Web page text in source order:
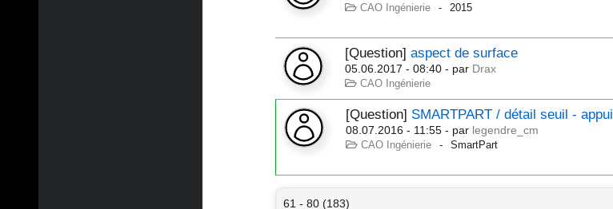
CAO Ingénierie 2015
[Question]aspect de surface
05.06.2017 - 08:40 - par Drax
CAO Ingénierie
[Question] SMARTPART / détail seuil - appui
08.07.2016 - 11:55 - par legendre_cm
CAO Ingénierie SmartPart
61 - 80 (183)